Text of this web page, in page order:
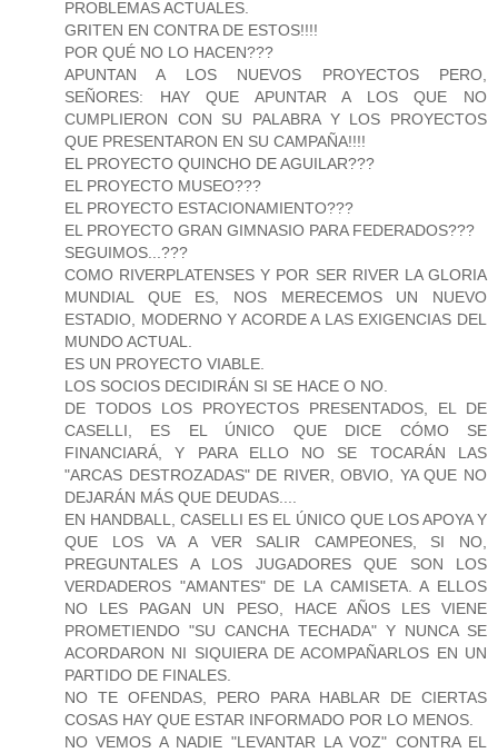
PROBLEMAS ACTUALES.
GRITEN EN CONTRA DE ESTOS!!!!
POR QUÉ NO LO HACEN???
APUNTAN A LOS NUEVOS PROYECTOS PERO,
SEÑORES: HAY QUE APUNTAR A LOS QUE NO
CUMPLIERON CON SU PALABRA Y LOS PROYECTOS
QUE PRESENTARON EN SU CAMPAÑA!!!!
EL PROYECTO QUINCHO DE AGUILAR???
EL PROYECTO MUSEO???
EL PROYECTO ESTACIONAMIENTO???
EL PROYECTO GRAN GIMNASIO PARA FEDERADOS???
SEGUIMOS...???
COMO RIVERPLATENSES Y POR SER RIVER LA GLORIA
MUNDIAL QUE ES, NOS MERECEMOS UN NUEVO
ESTADIO, MODERNO Y ACORDE A LAS EXIGENCIAS DEL
MUNDO ACTUAL.
ES UN PROYECTO VIABLE.
LOS SOCIOS DECIDIRÁN SI SE HACE O NO.
DE TODOS LOS PROYECTOS PRESENTADOS, EL DE
CASELLI, ES EL ÚNICO QUE DICE CÓMO SE
FINANCIARÁ, Y PARA ELLO NO SE TOCARÁN LAS
"ARCAS DESTROZADAS" DE RIVER, OBVIO, YA QUE NO
DEJARÁN MÁS QUE DEUDAS....
EN HANDBALL, CASELLI ES EL ÚNICO QUE LOS APOYA Y
QUE LOS VA A VER SALIR CAMPEONES, SI NO,
PREGUNTALES A LOS JUGADORES QUE SON LOS
VERDADEROS "AMANTES" DE LA CAMISETA. A ELLOS
NO LES PAGAN UN PESO, HACE AÑOS LES VIENE
PROMETIENDO "SU CANCHA TECHADA" Y NUNCA SE
ACORDARON NI SIQUIERA DE ACOMPAÑARLOS EN UN
PARTIDO DE FINALES.
NO TE OFENDAS, PERO PARA HABLAR DE CIERTAS
COSAS HAY QUE ESTAR INFORMADO POR LO MENOS.
NO VEMOS A NADIE "LEVANTAR LA VOZ" CONTRA EL